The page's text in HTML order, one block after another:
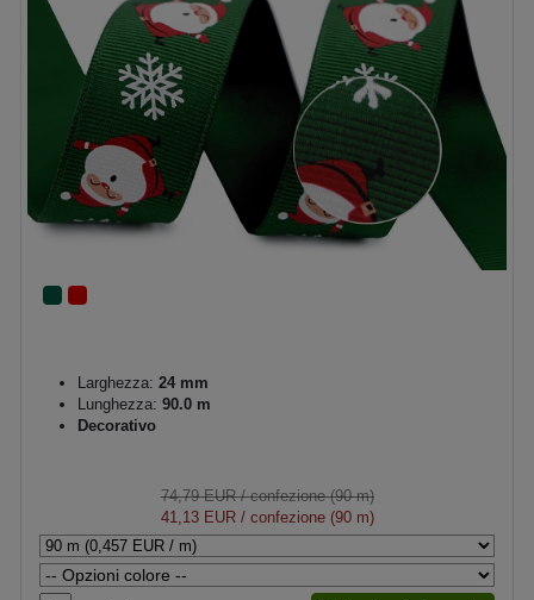
Larghezza: 24 mm
Lunghezza: 90.0 m
Decorativo
74,79 EUR/ confezione (90 m)
41,13 EUR/ confezione (90 m)